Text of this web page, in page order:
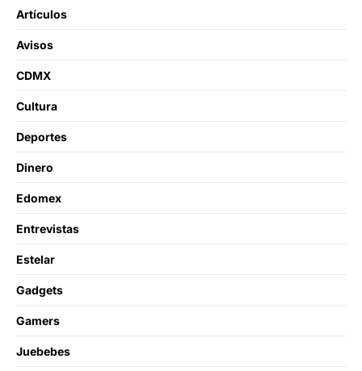
Artículos
Avisos
CDMX
Cultura
Deportes
Dinero
Edomex
Entrevistas
Estelar
Gadgets
Gamers
Juebebes